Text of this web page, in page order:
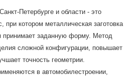
Петербурге и области - это
при котором металлическая заготовка
принимает заданную форму. Метод
сложной конфигурации, повышает
точность геометрии.
в автомобилестроении,